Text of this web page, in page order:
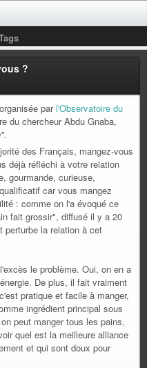
?
parl'Observatoire du
du chercheur Abdu Gnaba,
des Français, mangez-vous
déjà réfléchi à votre relation
gourmande, curieuse,
car vous mangez
: comme on l'a évoqué ce
fait grossir", diffusé il y a 20
perturbe la relation à cet
le problème. Oui, on en a
De plus, il fait vraiment
pratique et facile à manger,
ingrédient principal sous
peut manger tous les pains,
quel est la meilleure alliance
et qui sont doux pour